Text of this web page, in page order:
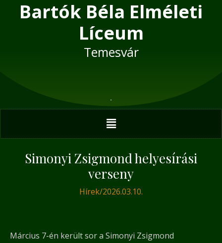
Bartók Béla Elméleti
Líceum
Temesvár
Menu
Simonyi Zsigmond helyesírási
verseny
Hírek/2026.03.10.
Március 7-én került sor a Simonyi Zsigmond
Post
navigation